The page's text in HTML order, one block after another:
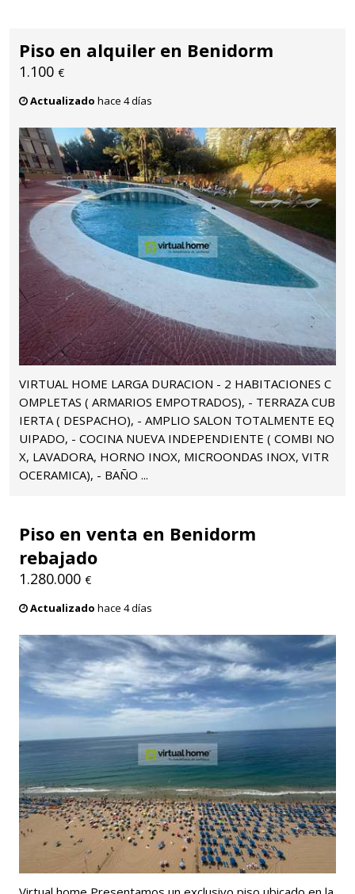
Piso en alquiler en Benidorm
1.100 €
Actualizado hace 4 días
VIRTUAL HOME LARGA DURACION - 2 HABITACIONES C
OMPLETAS ( ARMARIOS EMPOTRADOS), - TERRAZA CUB
IERTA ( DESPACHO), - AMPLIO SALON TOTALMENTE EQ
UIPADO, - COCINA NUEVA INDEPENDIENTE ( COMBI NO
X, LAVADORA, HORNO INOX, MICROONDAS INOX, VITR
OCERAMICA), - BAÑO ...
Piso en venta en Benidorm
rebajado
1.280.000 €
Actualizado hace 4 días